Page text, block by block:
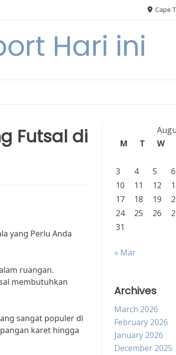
Cape
Hari ini
Futsal di
yang Perlu Anda
ruangan.
membutuhkan
sangat populer di
karet hingga
M
T W
3
4 5 6
10
11 12
17
18 19
24
25 26
31
« Mar
Archives
March 2026
February 2026
January 2026
December 2025